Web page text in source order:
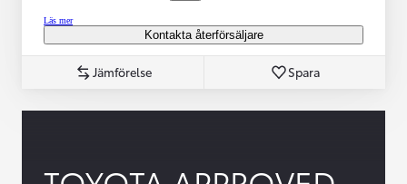
Läs mer
Kontakta återförsäljare
Jämförelse Spara